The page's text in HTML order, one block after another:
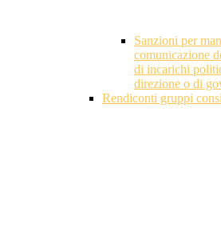
Sanzioni per
comunicazione
di incarichi
direzione o di
Rendiconti gruppi